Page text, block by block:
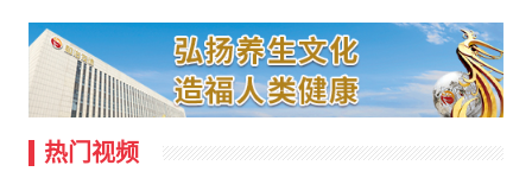
热门视频